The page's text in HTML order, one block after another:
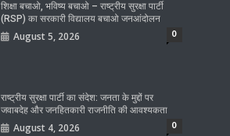
शिक्षा बचाओ, भविष्य बचाओ – राष्ट्रीय सुरक्षा पार्टी
(RSP) का सरकारी विद्यालय बचाओ जनआंदोलन
August 5, 2026 0
राष्ट्रीय सुरक्षा पार्टी का संदेश: जनता के मुद्दों पर
जवाबदेह और जनहितकारी राजनीति की आवश्यकता
August 4, 2026 0